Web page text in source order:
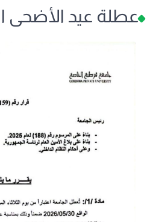
عطلة عيد الأضحى